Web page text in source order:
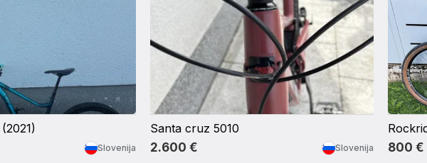
Slovenija
Santa cruz 5010
Slovenija
2.600 € 800 €